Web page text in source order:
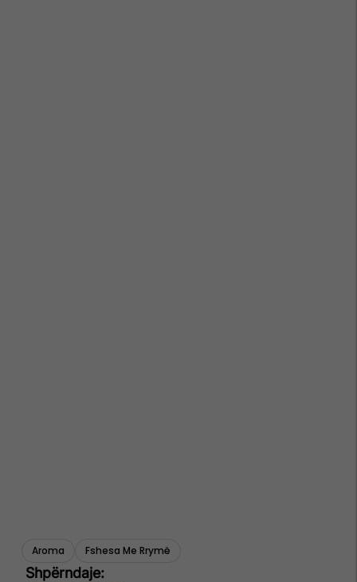
Aroma Fshesa Me Rrymë